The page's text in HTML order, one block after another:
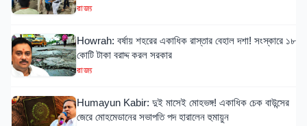
রাজ্য
Howrah: বর্ষায় শহরের একাধিক রাস্তার বেহাল দশা! সংস্কারে ১৮
কোটি টাকা বরাদ্দ করল সরকার
রাজ্য
Humayun Kabir: দুই মাসেই মোহভঙ্গ! একাধিক চেক বাউন্সের
জেরে মোহমেডানের সভাপতি পদ হারালেন হুমায়ুন